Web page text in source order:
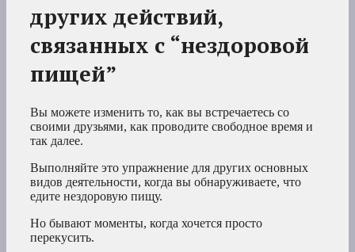
других действий,
связанных с “нездоровой
пищей”
Вы можете изменить то, как вы встречаетесь со
своими друзьями, как проводите свободное время и
так далее.
Выполняйте это упражнение для других основных
видов деятельности, когда вы обнаруживаете, что
едите нездоровую пищу.
Но бывают моменты, когда хочется просто
перекусить.